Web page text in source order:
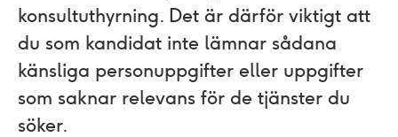
konsultuthyrning. Det är därför viktigt att
du som kandidat inte lämnar sådana
känsliga personuppgifter eller uppgifter
som saknar relevans för de tjänster du
söker.